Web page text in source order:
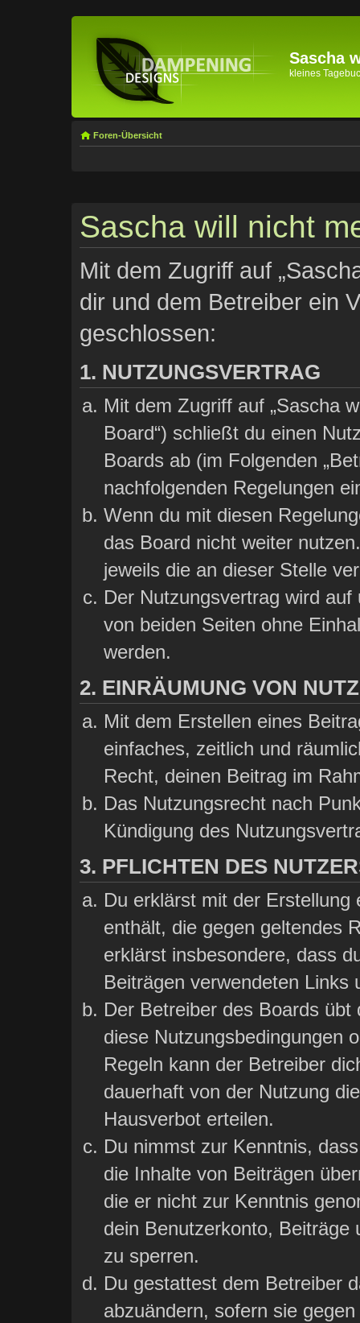
Sascha
kleines
Foren-Übersicht
Sascha will nicht
Mit dem Zugriff auf
dir und dem Betreiber ein
geschlossen:
1. NUTZUNGSVERTRAG
Mit dem Zugriff auf „Sascha
Board“) schließt du einen
Boards ab (im Folgenden
nachfolgenden Regelungen
Wenn du mit diesen
das Board nicht weiter
jeweils die an dieser Stelle
Der Nutzungsvertrag wird
von beiden Seiten ohne
werden.
2. EINRÄUMUNG VON
Mit dem Erstellen eines
einfaches, zeitlich und
Recht, deinen Beitrag im
Das Nutzungsrecht nach
Kündigung des
3. PFLICHTEN DES
Du erklärst mit der
enthält, die gegen geltendes
erklärst insbesondere, dass
Beiträgen verwendeten Links
Der Betreiber des Boards
diese Nutzungsbedingungen
Regeln kann der Betreiber
dauerhaft von der Nutzung
Hausverbot erteilen.
Du nimmst zur Kenntnis,
die Inhalte von Beiträgen
die er nicht zur Kenntnis
dein Benutzerkonto, Beiträge
zu sperren.
Du gestattest dem Betreiber
abzuändern, sofern sie